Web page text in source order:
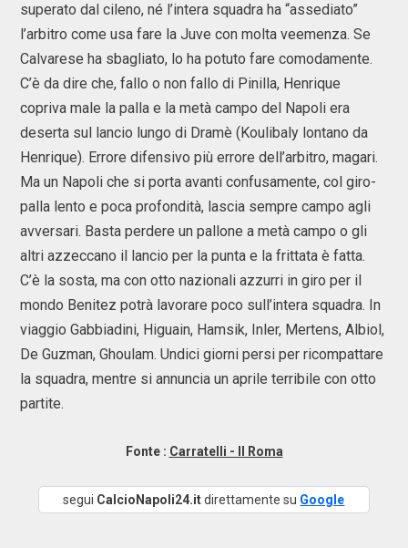
superato dal cileno, né l’intera squadra ha “assediato”
l’arbitro come usa fare la Juve con molta veemenza. Se
Calvarese ha sbagliato, lo ha potuto fare comodamente.
C’è da dire che, fallo o non fallo di Pinilla, Henrique
copriva male la palla e la metà campo del Napoli era
deserta sul lancio lungo di Dramè (Koulibaly lontano da
Henrique). Errore difensivo più errore dell’arbitro, magari.
Ma un Napoli che si porta avanti confusamente, col giro-
palla lento e poca profondità, lascia sempre campo agli
avversari. Basta perdere un pallone a metà campo o gli
altri azzeccano il lancio per la punta e la frittata è fatta.
C’è la sosta, ma con otto nazionali azzurri in giro per il
mondo Benitez potrà lavorare poco sull’intera squadra. In
viaggio Gabbiadini, Higuain, Hamsik, Inler, Mertens, Albiol,
De Guzman, Ghoulam. Undici giorni persi per ricompattare
la squadra, mentre si annuncia un aprile terribile con otto
partite.
Fonte : Carratelli - Il Roma
segui CalcioNapoli24.itdirettamente su Google